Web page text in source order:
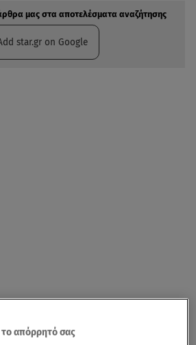
μας στα αποτελέσματα αναζήτησης
star.gr on Google
το απόρρητό σας